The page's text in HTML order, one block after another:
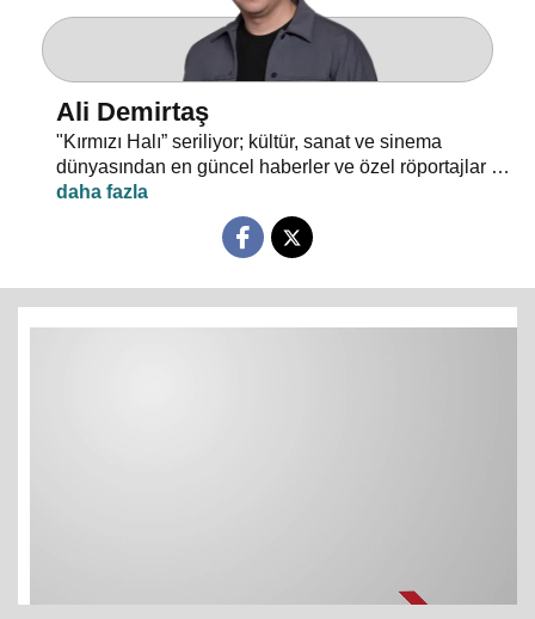
Ali Demirtaş
"Kırmızı Halı” seriliyor; kültür, sanat ve sinema
dünyasından en güncel haberler ve özel röportajlar 24
TV ekranından evlerinize konuk oluyor.